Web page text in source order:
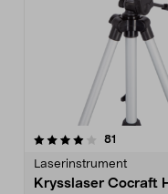
81
Laserinstrument
Krysslaser Cocraft
4.0 av 5 stjärnor